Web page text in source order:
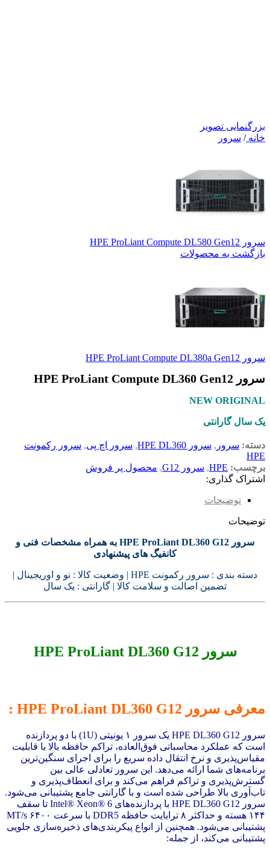
بزرگنمایی تصویر
خانه/ سرور
سرور HPE ProLiant Compute DL580 Gen12
بازگشت به محصولات
سرور HPE ProLiant Compute DL380a Gen12
سرور HPE ProLiant Compute DL360 Gen12
NEW ORIGINAL
یک سال گارانتی
دسته: سرور , سرور HPE DL360 , سرور اچ پی, سرور رکمونت
HPE
برچسب: HPE
, سرور G12 , محصول پر فروش
اشتراک گذاری:
توضیحات
توضیحات
سرور HPE ProLiant DL360 G12
به همراه مشخصات فنی و
کانفیگ های پیشنهادی
دسته بندی : سرور رکمونت HPE | وضعیت کالا : نو و اوریجینال |
تضمین اصالت و سلامت کالا | گارانتی : یک سال
سرور HPE ProLiant DL360 G12
معرفی سرور HPE ProLiant DL360 G12 :
سرور HPE DL360 G12 یک سرور ۱ یونیتی (1U) با دو پردازنده
است که عملکرد محاسباتی فوق‌العاده، تراکم حافظه بالا با قابلیت
مقیاس‌پذیری و نرخ انتقال داده سریع را برای اجرای سنگین‌ترین
برنامه‌های شما ارائه می‌دهد. این سرور تعادلی عالی بین
گسترش‌پذیری و تراکم فراهم می‌کند و برای انعطاف‌پذیری و
تاب‌آوری بالا طراحی شده است و با گارانتی جامع پشتیبانی می‌شود.
سرور HPE DL360 G12 با پردازنده‌های Intel® Xeon® 6 تا سقف
۱۴۴ هسته و حداکثر ۸ ترابایت حافظه DDR5 با سرعت ۶۴۰۰ MT/s
پشتیبانی می‌شود. همچنین از انواع پیکربندی‌های ذخیره‌سازی جلویی
پشتیبانی می‌کند، از جمله: